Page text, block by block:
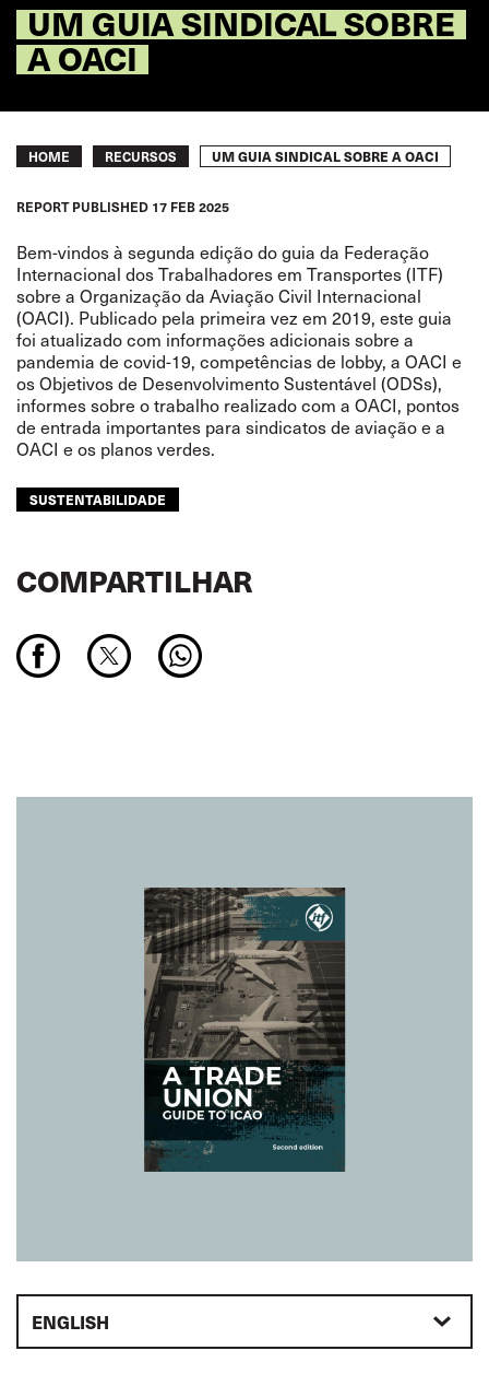
UM GUIA SINDICAL SOBRE
A OACI
Breadcrumb
HOME RECURSOS UM GUIA SINDICAL SOBRE A OACI
REPORT PUBLISHED 17 FEB 2025
Bem-vindos à segunda edição do guia da Federação
Internacional dos Trabalhadores em Transportes (ITF)
sobre a Organização da Aviação Civil Internacional
(OACI). Publicado pela primeira vez em 2019, este guia
foi atualizado com informações adicionais sobre a
pandemia de covid-19, competências de lobby, a OACI e
os Objetivos de Desenvolvimento Sustentável (ODSs),
informes sobre o trabalho realizado com a OACI, pontos
de entrada importantes para sindicatos de aviação e a
OACI e os planos verdes.
SUSTENTABILIDADE
COMPARTILHAR
ENGLISH